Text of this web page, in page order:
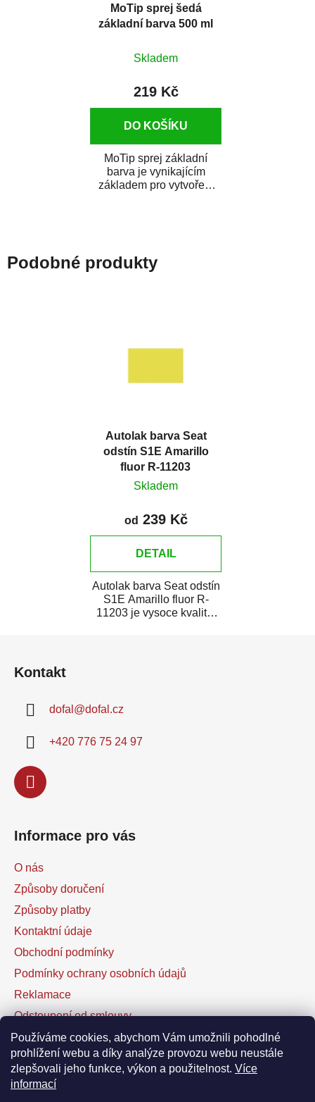
Používáme cookies, abychom Vám umožnili pohodlné
prohlížení webu a díky analýze provozu webu neustále
zlepšovali jeho funkce, výkon a použitelnost. Více
informací
MoTip sprej šedá
základní barva 500 ml
Skladem
219 Kč
DO KOŠÍKU
MoTip sprej základní
barva je vynikajícím
základem pro vytvoření
Podobné produkty
Autolak barva Seat
odstín S1E Amarillo
fluor R-11203
Skladem
od 239 Kč
DETAIL
Autolak barva Seat odstín
S1E Amarillo fluor R-
11203 je vysoce kvalitní
Kontakt
dofal @dofal.cz
+420 776 75 24 97
Informace pro vás
O nás
Způsoby doručení
Způsoby platby
Kontaktní údaje
Obchodní podmínky
Podmínky ochrany osobních údajů
Reklamace
Odstoupení od smlouvy
Kontaktní formulář
Facebook